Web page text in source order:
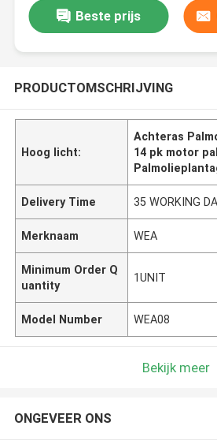
Beste prijs
PRODUCTOMSCHRIJVING
Hoog licht:
Achteras
14 pk motor
Delivery Time 35 WORKING
Merknaam WEA
Minimum Order Q
uantity
1UNIT
Model Number WEA08
Bekijk meer
ONGEVEER ONS